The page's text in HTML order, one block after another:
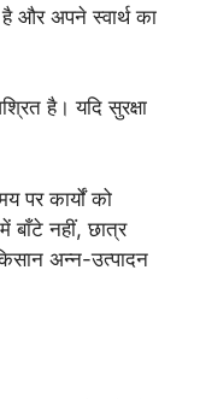
और अपने स्वार्थ का
है। यदि सुरक्षा
पर कार्यों को
में बाँटे नहीं, छात्र
अन्न-उत्पादन